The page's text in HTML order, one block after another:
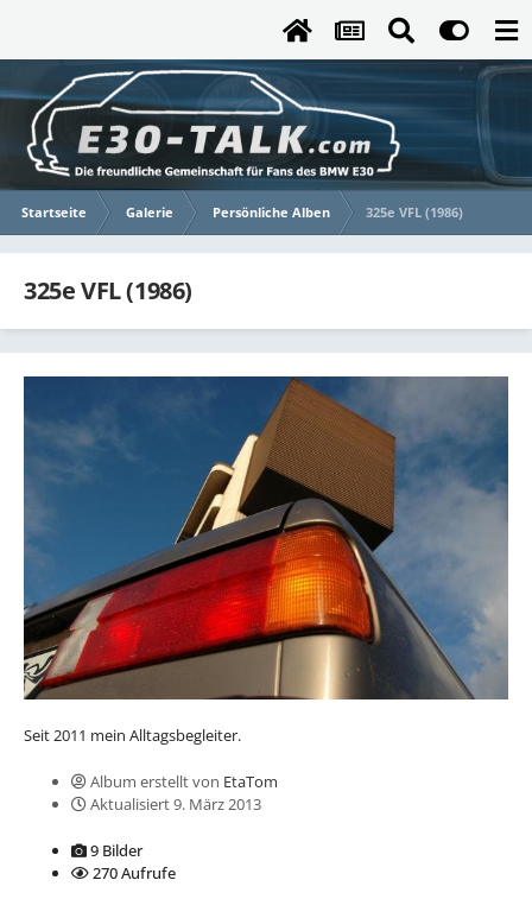
Startseite Galerie Persönliche Alben 325e VFL (1986)
325e VFL (1986)
Seit 2011 mein Alltagsbegleiter.
Album erstellt von EtaTom
Aktualisiert9. März 2013
9 Bilder
270 Aufrufe